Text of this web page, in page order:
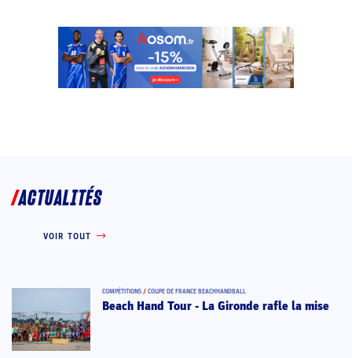
ACTUALITÉS
VOIR TOUT
COMPÉTITIONS / COUPE DE FRANCE BEACHHANDBALL
Beach Hand Tour - La Gironde rafle la mise